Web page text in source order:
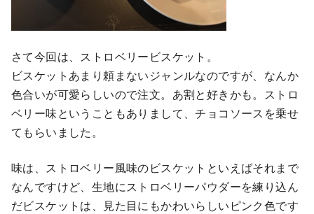
さて今回は、ストロベリービスケット。
ビスケットあまり頼まないジャンルなのですが、なんか
色合いが可愛らしいので注文。あ割と好きかも。ストロ
ベリー味ということもありまして、チョコソースを乗せ
てもらいました。
味は、ストロベリー風味のビスケットといえばそれまで
なんですけど、生地にストロベリーパウダーを練り込ん
だビスケットは、見た目にもかわいらしいピンク色です